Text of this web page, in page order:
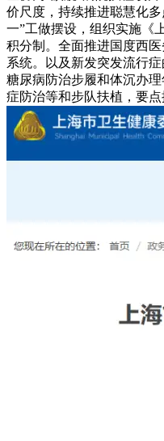
价尺度，持续推进聪慧化
一”工做摆设，组织实施《
积分制。全面推进国度西
系统。以及新发突发流行
糖尿病防治步履和体沉办
症防治等和步队扶植，要